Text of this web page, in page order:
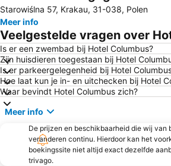
Basilica of San Francesco d'Assisi
Casinos Poland Novotel Bronowice
Nowa
Christmas Markets
Galeria
Cerkiew Greckokatolicka pw. Podwyższenia Krzyża Świętego
Plac
Stadion Miejski im. Henryka Reymana
Koninklijk
Wawel
Hard
Old Jewish District retracing the Schindlers List
Copernicus
Ulica
Bulwary Krakowa
Targi
Starowiślna 57, Krakau, 31-038, Polen
Meer info
Veelgestelde vragen over
Is er een zwembad bij Hotel Columbus?
Zijn huisdieren toegestaan bij Hotel
Is er parkeergelegenheid bij Hotel
Hoe laat kun je in- en uitchecken bij Hotel
Waar bevindt Hotel Columbus zich?
Meer info
De prijzen en beschikbaarheid die wij van
veranderen continu. Hierdoor kan het
boekingssite niet altijd exact dezelfde
trivago.